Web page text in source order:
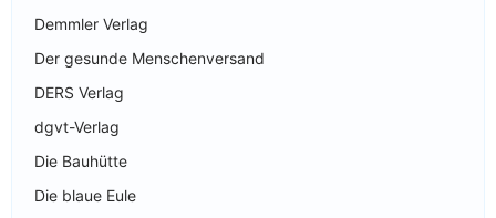
Demmler Verlag
Der gesunde Menschenversand
DERS Verlag
dgvt-Verlag
Die Bauhütte
Die blaue Eule